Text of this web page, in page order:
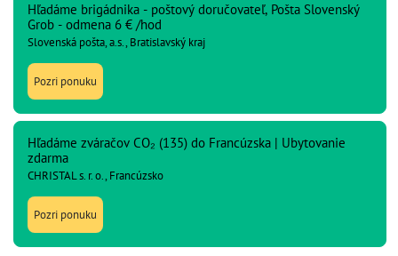
Hľadáme brigádnika - poštový doručovateľ, Pošta Slovenský
Grob - odmena 6 € /hod
Slovenská pošta, a.s., Bratislavský kraj
Pozri ponuku
Hľadáme zváračov CO₂ (135) do Francúzska | Ubytovanie
zdarma
CHRISTAL s. r. o., Francúzsko
Pozri ponuku